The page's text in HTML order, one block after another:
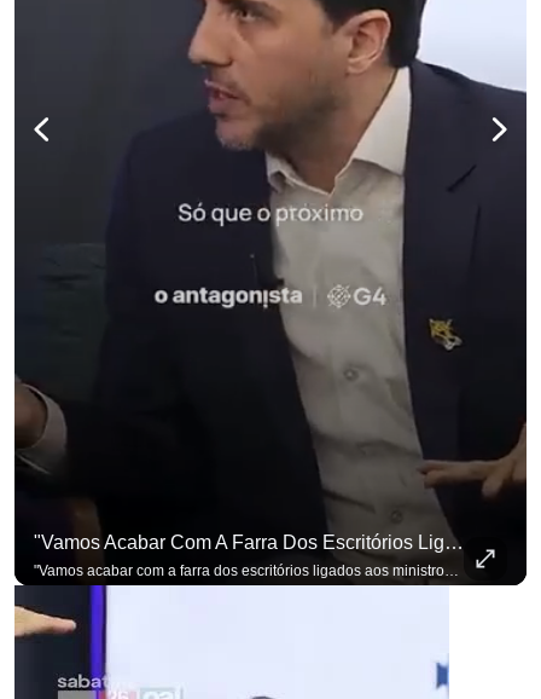
"Vamos Acabar Com A Farra Dos Escritórios Ligados Aos Ministros Do STF"
"Vamos acabar com a farra dos escritórios ligados aos ministros do STF". Essa foi a resposta de Renan Santos ao ser questionado sobre o Judiciário. Se você busca informação com credibilidade, inscreva-se agora e ative o